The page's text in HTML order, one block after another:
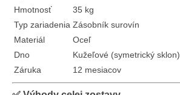
Hmotnosť
35 kg
Typ zariadenia Zásobník surovín
Materiál
Oceľ
Dno
Kužeľové (symetrický sklon)
Záruka
12 mesiacov